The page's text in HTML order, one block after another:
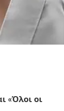
«Όλοι οι